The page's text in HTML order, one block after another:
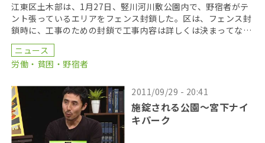
江東区土木部は、1月27日、竪川河川敷公園内で、野宿者がテ
ント張っているエリアをフェンス封鎖した。区は、フェンス封
鎖時に、工事のための封鎖で工事内容は詳しくは決まってない
と話した。テントには、2月3日までに撤去するように […]
ニュース
労働・貧困・野宿者
2011/09/29 - 20:41
施錠される公園～宮下ナイ
キパーク